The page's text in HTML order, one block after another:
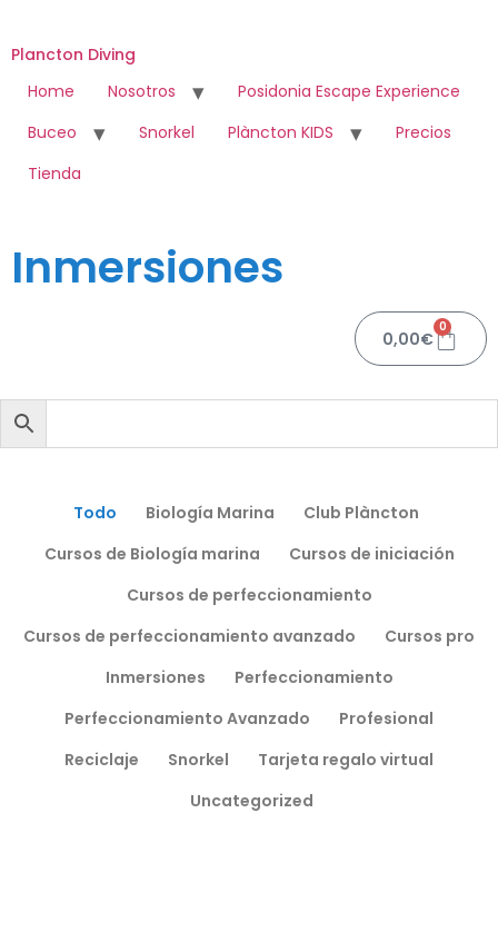
Plancton Diving
Home
Nosotros
Posidonia Escape Experience
Buceo
Snorkel Plàncton KIDS
Precios
Tienda
Inmersiones
0,00€
0
Todo Biología Marina
Club Plàncton
Cursos de Biología marina
Cursos de iniciación
Cursos de perfeccionamiento
Cursos de perfeccionamiento avanzado
Cursos pro
Inmersiones
Perfeccionamiento
Perfeccionamiento Avanzado
Profesional
Reciclaje
Snorkel
Tarjeta regalo virtual
Uncategorized